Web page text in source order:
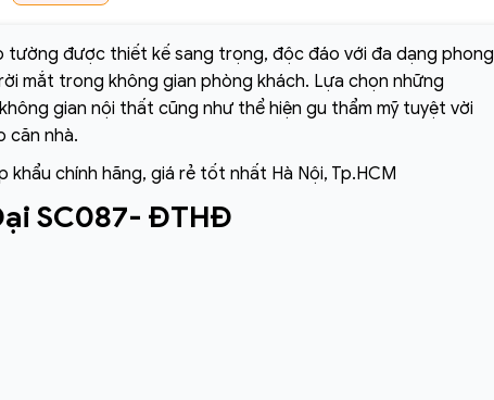
tường được thiết kế sang trọng, độc đáo với đa dạng phong
mắt trong không gian phòng khách. Lựa chọn những
gian nội thất cũng như thể hiện gu thẩm mỹ tuyệt vời
căn nhà.
khẩu chính hãng, giá rẻ tốt nhất Hà Nội, Tp.HCM
SC087- ĐTHĐ